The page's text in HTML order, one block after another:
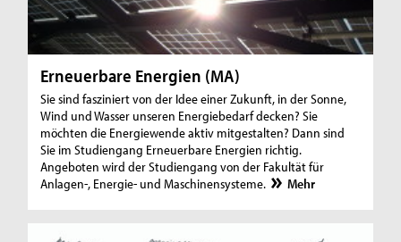
Erneuerbare Energien (MA)
Sie sind fasziniert von der Idee einer Zukunft, in der Sonne,
Wind und Wasser unseren Energiebedarf decken? Sie
möchten die Energiewende aktiv mitgestalten? Dann sind
Sie im Studiengang Erneuerbare Energien richtig.
Angeboten wird der Studiengang von der Fakultät für
Anlagen-, Energie- und Maschinensysteme.
Mehr